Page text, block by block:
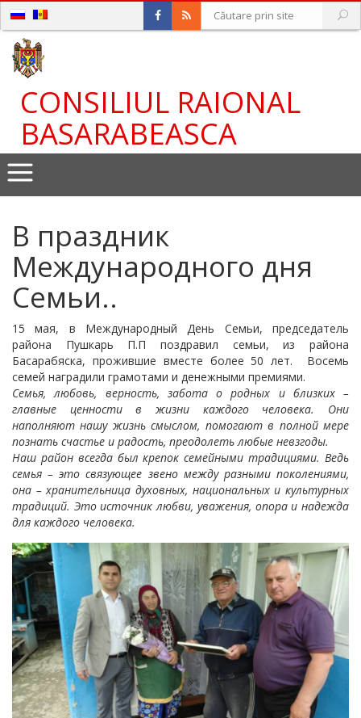
CONSILIUL RAIONAL
BASARABEASCA
В праздник
Международного дня
Семьи..
15 мая, в Международный День Семьи, председатель
района Пушкарь П.П поздравил семьи, из района
Басарабяска, прожившие вместе более 50 лет. Восемь
семей наградили грамотами и денежными премиями.
Семья, любовь, верность, забота о родных и близких –
главные ценности в жизни каждого человека. Они
наполняют нашу жизнь смыслом, помогают в полной мере
познать счастье и радость, преодолеть любые невзгоды.
Наш район всегда был крепок семейными традициями. Ведь
семья – это связующее звено между разными поколениями,
она – хранительница духовных, национальных и культурных
традиций. Это источник любви, уважения, опора и надежда
для каждого человека.